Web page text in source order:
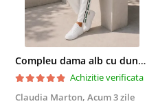
Compleu dama alb cu dungi laterale in nuante de verde si negru
Achizitie verificata
Claudia Marton, Acum 3 zile